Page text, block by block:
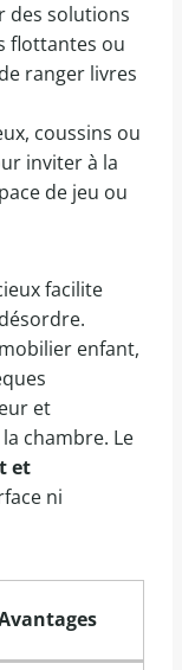
des solutions
flottantes ou
ranger livres
coussins ou
inviter à la
de jeu ou
facilite
enfant,
et
chambre. Le
et
ni